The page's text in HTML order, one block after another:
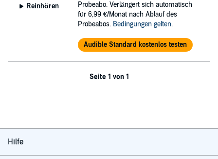
Reinhören
Probeabo. Verlängert sich automatisch
für 6,99 €/Monat nach Ablauf des
Probeabos. Bedingungen gelten.
Audible Standard kostenlos testen
Seite 1 von 1
Hilfe